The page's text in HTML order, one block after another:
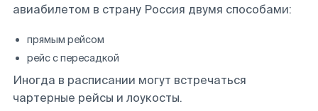
авиабилетом в страну Россия двумя способами:
прямым рейсом
рейс с пересадкой
Иногда в расписании могут встречаться
чартерные рейсы и лоукосты.